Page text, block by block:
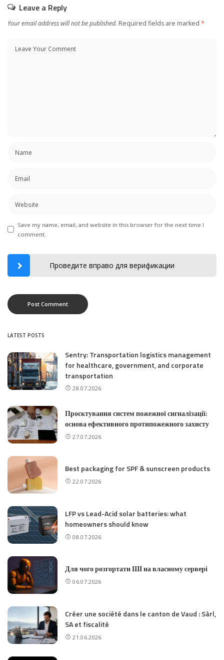
Leave a Reply
Your email address will not be published. Required fields are marked *
Save my name, email, and website in this browser for the next time I
comment.
Проведите вправо для верификации
LATEST POSTS
Sentry: Transportation logistics management
for healthcare, government, and corporate
transportation
28.07.2026
Проєктування систем пожежної сигналізації:
основа ефективного протипожежного захисту
27.07.2026
Best packaging for SPF & sunscreen products
22.07.2026
LFP vs Lead-Acid solar batteries: what
homeowners should know
08.07.2026
Для чого розгортати ШІ на власному сервері
06.07.2026
Créer une société dans le canton de Vaud : Sàrl,
SA et fiscalité
21.06.2026